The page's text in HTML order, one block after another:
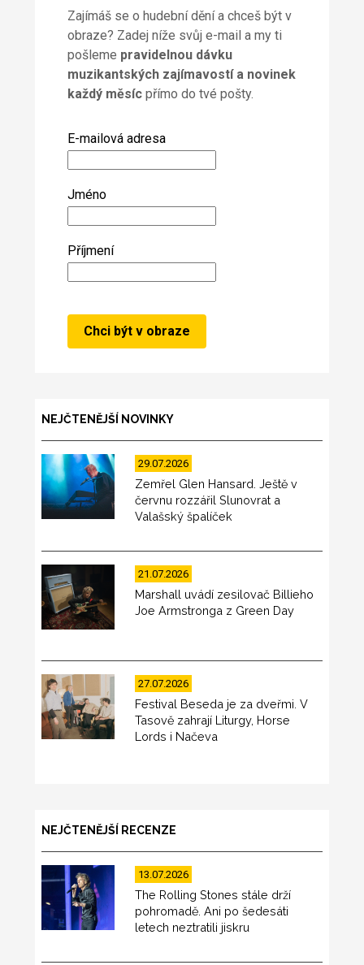
Zajímáš se o hudební dění a chceš být v
obraze? Zadej níže svůj e-mail a my ti
pošleme pravidelnou dávku
muzikantských zajímavostí a novinek
každý měsícpřímo do tvé pošty.
E-mailová adresa
Jméno
Příjmení
NEJČTENĚJŠÍ NOVINKY
29.07.2026
Zemřel Glen Hansard. Ještě v
červnu rozzářil Slunovrat a
Valašský špalíček
21.07.2026
Marshall uvádí zesilovač Billieho
Joe Armstronga z Green Day
27.07.2026
Festival Beseda je za dveřmi. V
Tasově zahrají Liturgy, Horse
Lords i Načeva
NEJČTENĚJŠÍ RECENZE
13.07.2026
The Rolling Stones stále drží
pohromadě. Ani po šedesáti
letech neztratili jiskru